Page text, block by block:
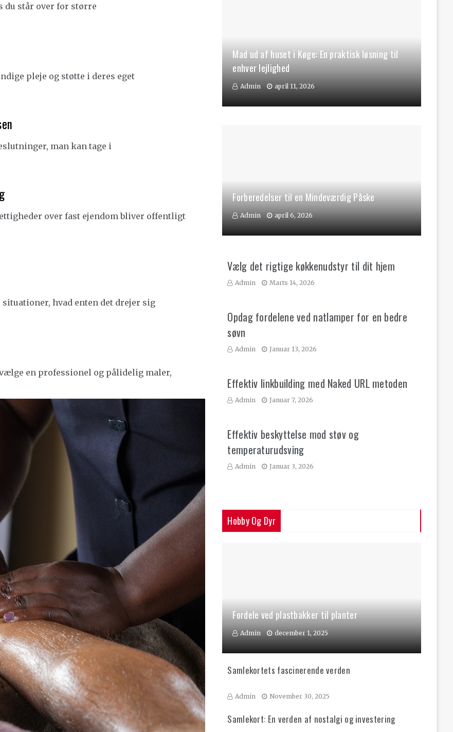
du står over for større
pleje og støtte i deres eget
man kan tage i
over fast ejendom bliver offentligt
hvad enten det drejer sig
en professionel og pålidelig maler,
Mad ud af huset i Køge: En praktisk løsning til
enhver lejlighed
Admin april 11, 2026
Forberedelser til en Mindeværdig Påske
Admin april 6, 2026
Vælg det rigtige køkkenudstyr til dit hjem
Admin Marts 14, 2026
Opdag fordelene ved natlamper for en bedre
søvn
Admin Januar 13, 2026
Effektiv linkbuilding med Naked URL metoden
Admin Januar 7, 2026
Effektiv beskyttelse mod støv og
temperaturudsving
Admin Januar 3, 2026
Hobby Og Dyr
Fordele ved plastbakker til planter
Admin december 1, 2025
Samlekortets fascinerende verden
Admin November 30, 2025
Samlekort: En verden af nostalgi og investering